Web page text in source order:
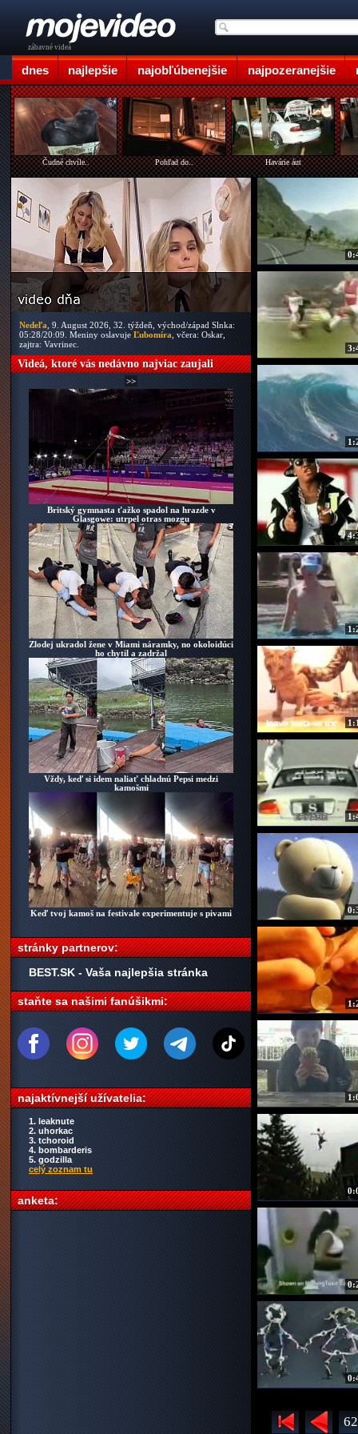
zábavné videá
dnes najlepšie najobľúbenejšie najpozeranejšie
Čudné chvíle.. Pohľad do.. Havárie áut
Nedeľa , 9. August 2026, 32. týždeň, východ/západ Slnka:
05:28/20:09. Meniny oslavuje Ľubomíra , včera: Oskar,
zajtra: Vavrinec.
Videá, ktoré vás nedávno najviac zaujali
>>
Britský gymnasta ťažko spadol na hrazde v
Glasgowe: utrpel otras mozgu
Zlodej ukradol žene v Miami náramky, no okoloidúci
ho chytil a zadržal
Vždy, keď si idem naliať chladnú Pepsi medzi
kamošmi
Keď tvoj kamoš na festivale experimentuje s pivami
Pozrite si náš katalóg
V tomto kameňolome už asi
Muž namieril pušku na
susedovho
Mexická vlna v
stránky partnerov:
BEST.SK - Vaša najlepšia stránka
staňte sa našimi fanúšikmi:
najaktívnejší užívatelia:
1. leaknute
2. uhorkac
3. tchoroid
4. bombarderis
5. godzilla
celý zoznam tu
anketa: